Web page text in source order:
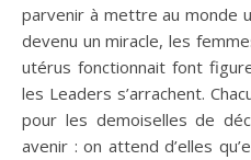
parvenir à mettre au monde
devenu un miracle, les
utérus fonctionnait font
les Leaders s’arrachent.
pour les demoiselles de
avenir : on attend d’elles